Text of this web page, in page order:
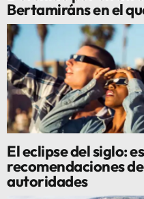
Bertamiráns en el
El eclipse del siglo:
recomendaciones
autoridades